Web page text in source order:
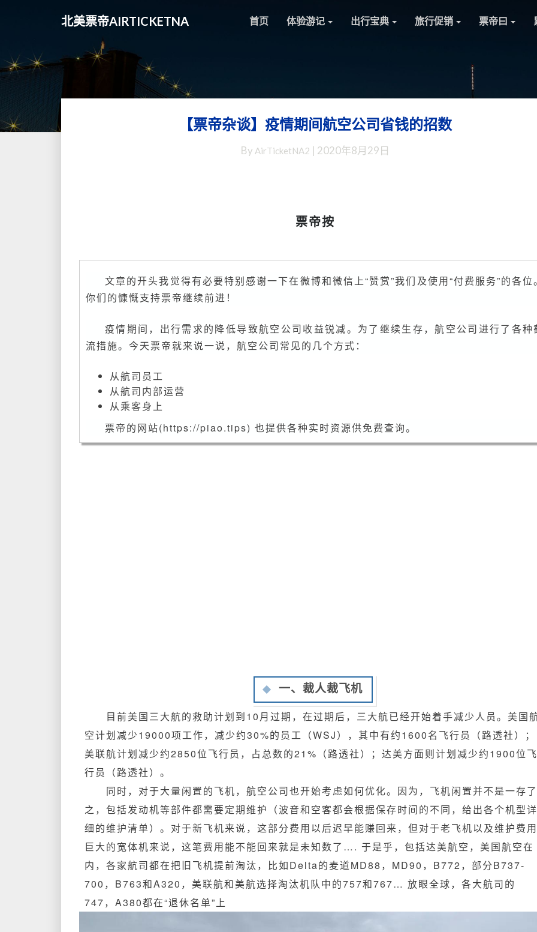
北美票帝AIRTICKETNA 首页 体验游记 出行宝典 旅行促销 票帝曰
【票
杂
期
间
空
公
司
的
招
【票帝杂谈】疫情期间航空公司省钱的招数
By AirTicketNA2 2020年8月29日
票帝按
文章的开头我觉得有必要特别感谢一下在微博和微信上“赞赏”我们及使用“付费服务”的各位
你们的慷慨支持票帝继续前进！
疫情期间，出行需求的降低导致航空公司收益锐减。为了继续生存，航空公司进行了各种
流措施。今天票帝就来说一说，航空公司常见的几个方式：
从航司员工
从航司内部运营
从乘客身上
票帝的网站(https://piao.tips) 也提供各种实时资源供免费查询。
一、裁人裁飞机
目前美国三大航的救助计划到10月过期，在过期后，三大航已经开始着手减少人员。美国
空计划减少19000项工作，减少约30%的员工（WSJ），其中有约1600名飞行员（路透社）；
美联航计划减少约2850位飞行员，占总数的21%（路透社）；达美方面则计划减少约1900位飞
行员（路透社）。
同时，对于大量闲置的飞机，航空公司也开始考虑如何优化。因为，飞机闲置并不是一存了
之，包括发动机等部件都需要定期维护（波音和空客都会根据保存时间的不同，给出各个机型详
细的维护清单）。对于新飞机来说，这部分费用以后迟早能赚回来，但对于老飞机以及维护费用
巨大的宽体机来说，这笔费用能不能回来就是未知数了…. 于是乎，包括达美航空，美国航空在
内，各家航司都在把旧飞机提前淘汰，比如Delta的麦道MD88，MD90，B772，部分B737-
700，B763和A320，美联航和美航选择淘汰机队中的757和767… 放眼全球，各大航司的
747，A380都在“退休名单”上